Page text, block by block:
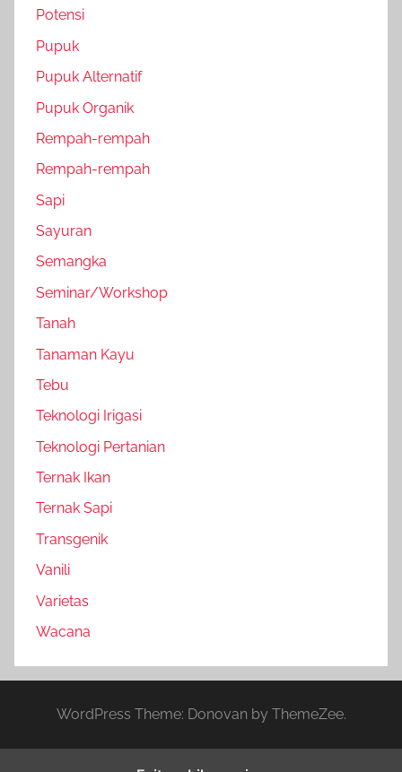
Potensi
Pupuk
Pupuk Alternatif
Pupuk Organik
Rempah-rempah
Rempah-rempah
Sapi
Sayuran
Semangka
Seminar/Workshop
Tanah
Tanaman Kayu
Tebu
Teknologi Irigasi
Teknologi Pertanian
Ternak Ikan
Ternak Sapi
Transgenik
Vanili
Varietas
Wacana
WordPress Theme: Donovan by ThemeZee.